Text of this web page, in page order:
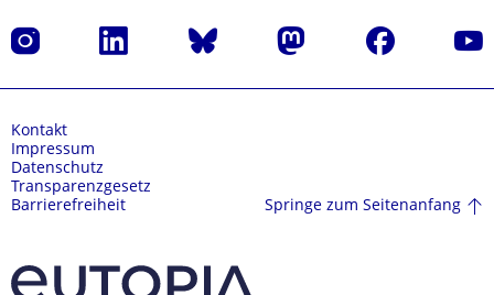
Instagram LinkedIn Bluesky Mastodon Facebook
Kontakt
Impressum
Datenschutz
Transparenzgesetz
Barrierefreiheit
Springe zum Seitenanfang